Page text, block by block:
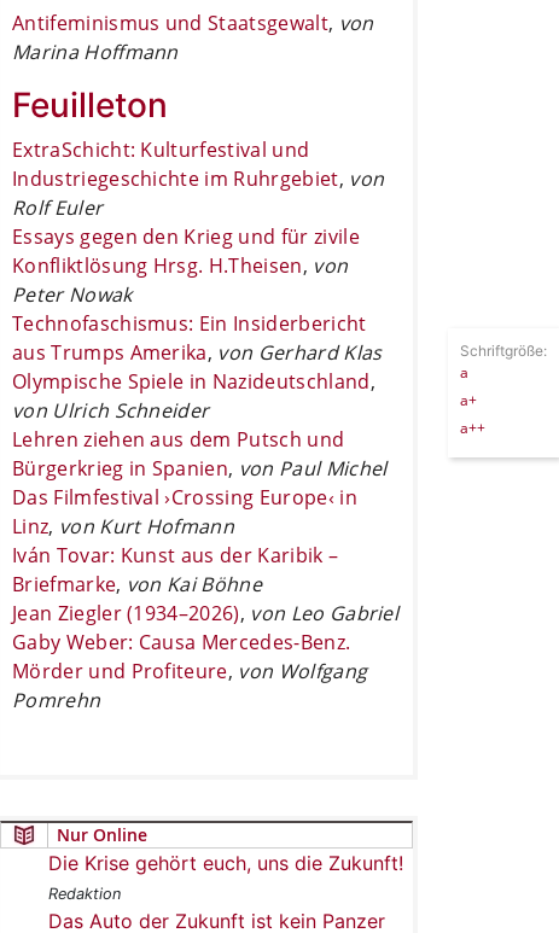
Antifeminismus und Staatsgewalt, von
Marina Hoffmann
Feuilleton
ExtraSchicht: Kulturfestival und
Industriegeschichte im Ruhrgebiet, von
Rolf Euler
Essays gegen den Krieg und für zivile
Konfliktlösung Hrsg. H.Theisen, von
Peter Nowak
Technofaschismus: Ein Insiderbericht
aus Trumps Amerika, von Gerhard Klas
Olympische Spiele in Nazideutschland,
von Ulrich Schneider
Lehren ziehen aus dem Putsch und
Bürgerkrieg in Spanien, von Paul Michel
Das Filmfestival ›Crossing Europe‹ in
Linz, von Kurt Hofmann
Iván Tovar: Kunst aus der Karibik –
Briefmarke, von Kai Böhne
Jean Ziegler (1934–2026), von Leo Gabriel
Gaby Weber: Causa Mercedes-Benz.
Mörder und Profiteure, von Wolfgang
Pomrehn
Nur Online
Die Krise gehört euch, uns die Zukunft!
Redaktion
Das Auto der Zukunft ist kein Panzer
Schriftgröße:
a
a+
a++